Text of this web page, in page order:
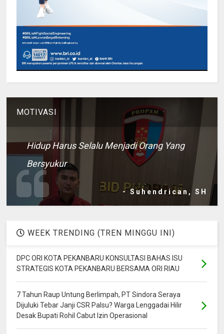
MOTIVASI
Hidup Harus Selalu Menjadi Orang Yang
Bersyukur
- Suhendrican, SH
WEEK TRENDING (TREN MINGGU INI)
DPC ORI KOTA PEKANBARU KONSULTASI BAHAS ISU
STRATEGIS KOTA PEKANBARU BERSAMA ORI RIAU
7 Tahun Raup Untung Berlimpah, PT Sindora Seraya
Dijuluki Tebar Janji CSR Palsu? Warga Lenggadai Hilir
Desak Bupati Rohil Cabut Izin Operasional